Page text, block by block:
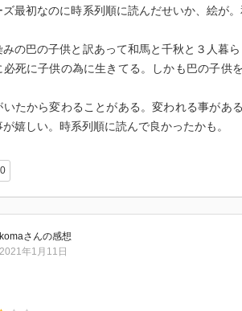
ズ最初なのに時系列順に読んだせいか、絵が
みの巴の子供と訳あって和馬と千秋と３人暮
必死に子供の為に生きてる。しかも巴の子供
いたから変わることがある。変われる事があ
が嬉しい。時系列順に読んで良かったかも。
0
komaさんの感想
2021年1月11日